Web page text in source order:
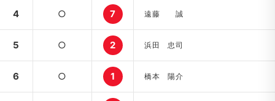
4 ○ 7 遠藤 誠
5 ○ 2 浜田 忠司
6 ○ 1 橋本 陽介